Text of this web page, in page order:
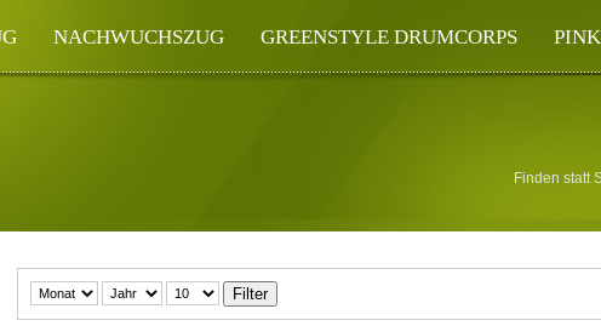
NACHWUCHSZUG GREENSTYLE DRUMCORPS
Filter